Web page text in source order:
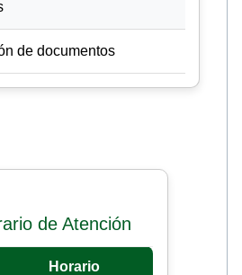
de documentos
de Atención
Horario